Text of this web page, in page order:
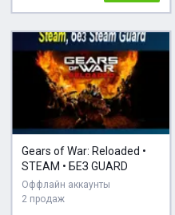
Gears of War: Reloaded •
STEAM • БЕЗ GUARD
Оффлайн аккаунты
2 продаж